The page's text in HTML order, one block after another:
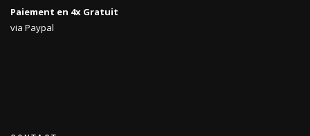
Paiement en 4x Gratuit
via Paypal